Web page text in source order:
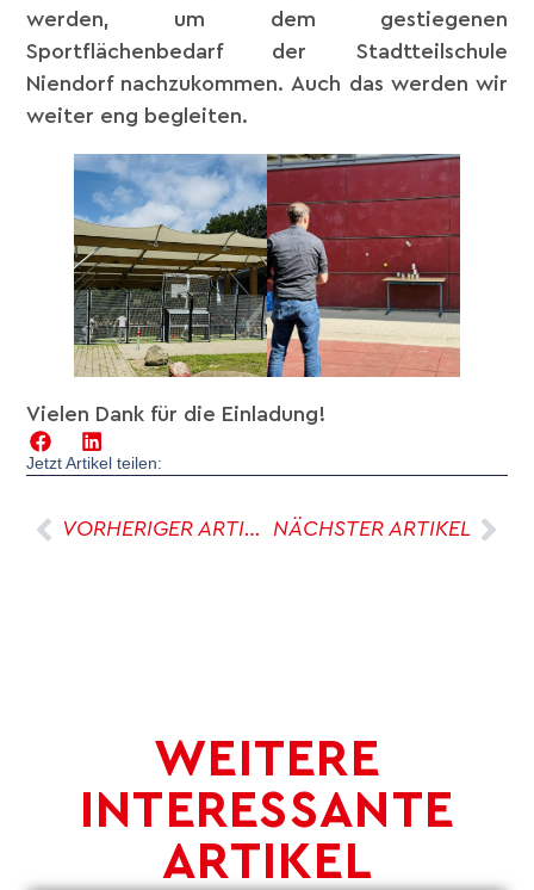
werden, um dem gestiegenen
Sportflächenbedarf der Stadtteilschule
Niendorf nachzukommen. Auch das werden wir
weiter eng begleiten.
Vielen Dank für die Einladung!
Jetzt Artikel teilen:
VORHERIGER ARTIKEL NÄCHSTER ARTIKEL
WEITERE
INTERESSANTE
ARTIKEL